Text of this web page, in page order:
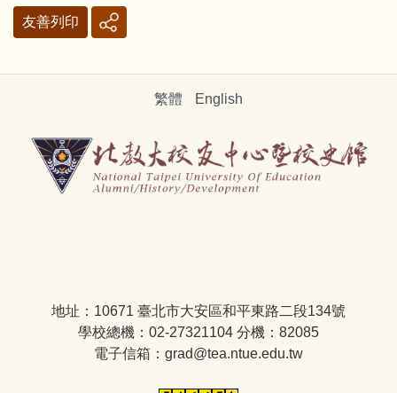
友善列印
繁體 English
地址：10671 臺北市大安區和平東路二段134號
學校總機：02-27321104 分機：82085
電子信箱：grad@tea.ntue.edu.tw